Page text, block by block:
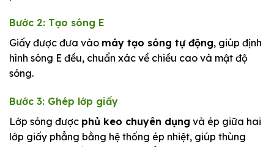
Bước 2: Tạo sóng E
Giấy được đưa vào máy tạo sóng tự động, giúp định
hình sóng E đều, chuẩn xác về chiều cao và mật độ
sóng.
Bước 3: Ghép lớp giấy
Lớp sóng được phủ keo chuyên dụng và ép giữa hai
lớp giấy phẳng bằng hệ thống ép nhiệt, giúp thùng